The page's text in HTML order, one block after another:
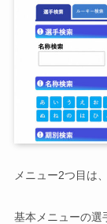
メニュー2つ目は
基本メニューの選